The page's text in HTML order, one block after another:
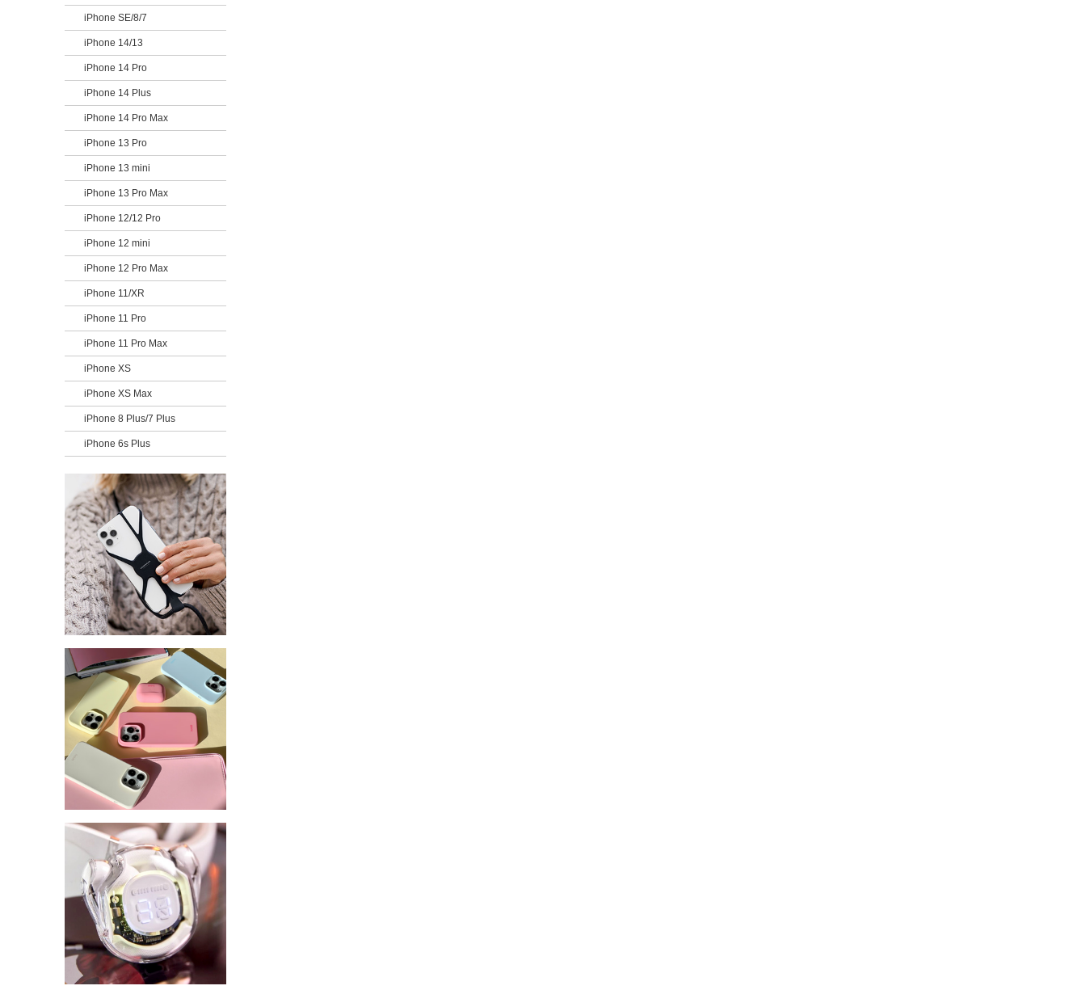
iPhone SE/8/7
iPhone 14/13
iPhone 14 Pro
iPhone 14 Plus
iPhone 14 Pro Max
iPhone 13 Pro
iPhone 13 mini
iPhone 13 Pro Max
iPhone 12/12 Pro
iPhone 12 mini
iPhone 12 Pro Max
iPhone 11/XR
iPhone 11 Pro
iPhone 11 Pro Max
iPhone XS
iPhone XS Max
iPhone 8 Plus/7 Plus
iPhone 6s Plus